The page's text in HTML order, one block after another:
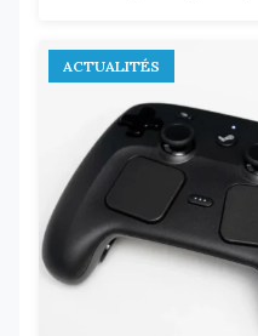
ACTUALITÉS